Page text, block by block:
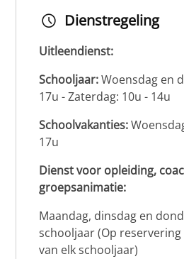
Dienstregeling
Uitleendienst:
Schooljaar:Woensdag en
17u - Zaterdag: 10u - 14u
Schoolvakanties:
17u
Dienst voor opleiding,
groepsanimatie:
Maandag, dinsdag en
schooljaar (Op
van elk schooljaar)